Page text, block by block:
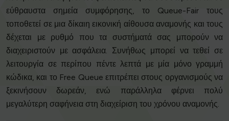
εύθραυστα σημεία συμφόρησης, το Queue-Fair τους
τοποθετεί σε μια δίκαιη εικονική αίθουσα αναμονής και τους
δέχεται με ρυθμό που τα συστήματά σας μπορούν να
διαχειριστούν με ασφάλεια. Συνήθως μπορεί να τεθεί σε
λειτουργία σε περίπου πέντε λεπτά με μία μόνο γραμμή
κώδικα, και το Free Queue επιτρέπει στους οργανισμούς να
ξεκινήσουν δωρεάν, ενώ παράλληλα φέρνει πολύ
μεγαλύτερη σαφήνεια στη διαχείριση του χρόνου αναμονής.